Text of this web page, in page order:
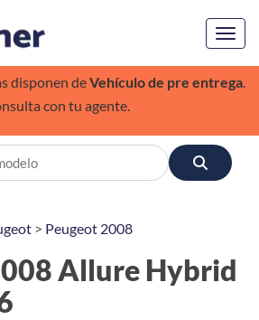
disponen deVehículo de pre entrega.
con tu agente.
> Peugeot 2008
Allure Hybrid